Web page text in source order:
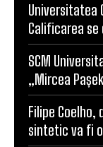
Universitatea
Calificarea se
SCM
„Mircea
Filipe Coelho,
sintetic va fi